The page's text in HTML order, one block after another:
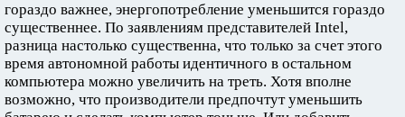
гораздо важнее, энергопотребление уменьшится гораздо
существеннее. По заявлениям представителей Intel,
разница настолько существенна, что только за счет этого
время автономной работы идентичного в остальном
компьютера можно увеличить на треть. Хотя вполне
возможно, что производители предпочтут уменьшить